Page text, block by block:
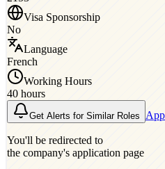
Visa Sponsorship
No
Language
French
Working Hours
40 hours
Get Alerts for Similar Roles
You'll be redirected to
the company's application page